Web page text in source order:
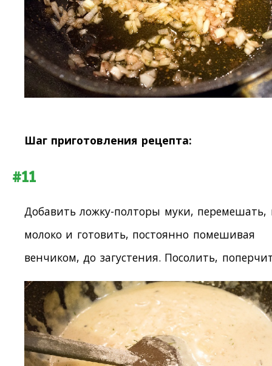
Шаг приготовления рецепта:
#11
Добавить ложку-полторы муки, перемешать,
молоко и готовить, постоянно помешивая
венчиком, до загустения. Посолить,